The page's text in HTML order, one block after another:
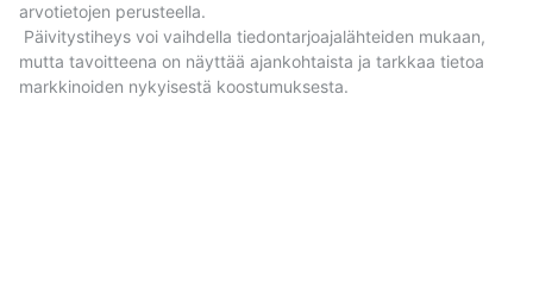
market capitalization ratios based on publicly
available information.
These figures provide an overview of Bitcoin's relative
weight within the broader cryptocurrency market.
arvotietojen perusteella.
mutta tavoitteena on näyttää ajankohtaista ja tarkkaa tietoa
markkinoiden nykyisestä koostumuksesta.